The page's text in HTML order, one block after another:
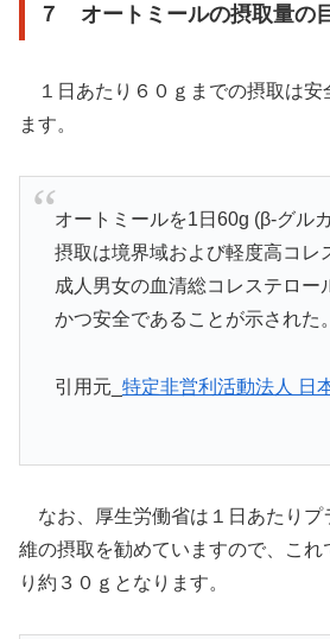
７ オートミールの摂取量の
１日あたり６０ｇまでの摂取は安
ます。
オートミールを1日60g (β-グル
摂取は境界域および軽度高コレ
成人男女の血清総コレステロー
かつ安全であることが示された。
引用元_ 特定非営利活動法人 日
なお、厚生労働省は１日あたりプ
維の摂取を勧めていますので、これ
り約３０ｇとなります。